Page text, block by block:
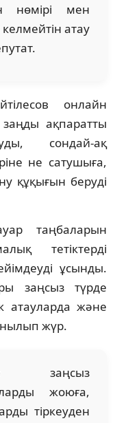
нөмірі мен
атау
онлайн
ақпаратты
сондай-ақ
не сатушыға,
құқығын беруді
таңбаларын
тетіктерді
ұсынды.
заңсыз түрде
атауларда және
жүр.
заңсыз
жоюға,
тіркеуден